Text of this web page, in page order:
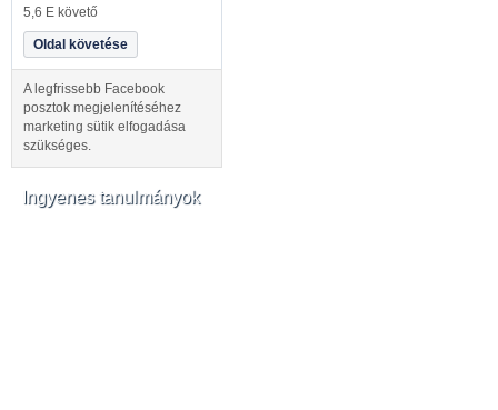
5,6 E követő
Oldal követése
A legfrissebb Facebook
posztok megjelenítéséhez
marketing sütik elfogadása
szükséges.
Ingyenes tanulmányok